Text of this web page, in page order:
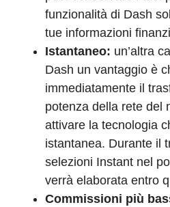
funzionalità di Dash
tue informazioni
Istantaneo: un’altra
Dash un vantaggio è
immediatamente il
potenza della rete del
attivare la tecnologia
istantanea. Durante il
selezioni Instant nel
verrà elaborata entro
Commissioni più